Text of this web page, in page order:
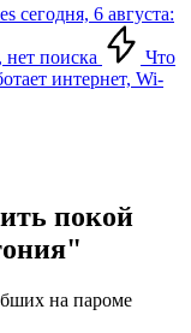
сегодня, 6 августа:
нет поиска
Что
интернет, Wi-
покой
на пароме